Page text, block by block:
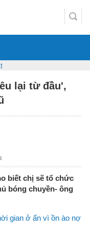
lại từ đầu',
biết chị sẽ tổ chức
bóng chuyền- ông
gian ở ẩn vì ồn ào nợ